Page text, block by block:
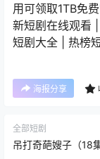
用可领取1TB免
新短剧在线观看
短剧大全 | 热榜短
海报分享
全部短剧
吊打奇葩嫂子（18集